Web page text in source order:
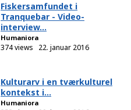
Fiskersamfundet i
Tranquebar - Video-
interview...
Humaniora
374 views 22. januar 2016
Kulturarv i en tværkulturel
kontekst i...
Humaniora